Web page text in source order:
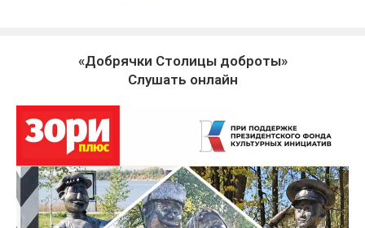
«Добрячки Столицы доброты»
Слушать онлайн